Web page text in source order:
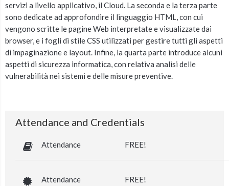
servizi a livello applicativo, il Cloud. La seconda e la terza parte
sono dedicate ad approfondire il linguaggio HTML, con cui
vengono scritte le pagine Web interpretate e visualizzate dai
browser, e i fogli di stile CSS utilizzati per gestire tutti gli aspetti
di impaginazione e layout. Infine, la quarta parte introduce alcuni
aspetti di sicurezza informatica, con relativa analisi delle
vulnerabilità nei sistemi e delle misure preventive.
Attendance and Credentials
Attendance FREE!
Attendance
FREE!